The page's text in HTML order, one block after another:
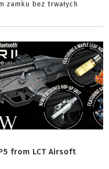
zamku bez trwałych
from LCT Airsoft